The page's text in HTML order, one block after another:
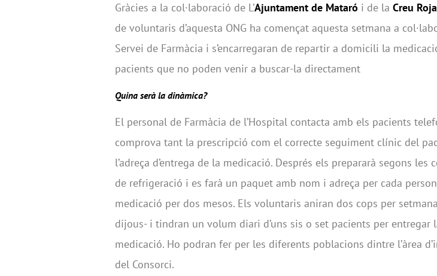
Gràcies a la col·laboració de L’Ajuntament de Mataró i de la Creu Roja
de voluntaris d’aquesta ONG ha començat aquesta setmana a
Servei de Farmàcia i s’encarregaran de repartir a domicili la
pacients que no poden venir a buscar-la directament
Quina serà la dinàmica?
El personal de Farmàcia de l’Hospital contacta amb els pacients
comprova tant la prescripció com el correcte seguiment clínic del
l’adreça d’entrega de la medicació. Després els prepararà segons les
de refrigeració i es farà un paquet amb nom i adreça per cada
medicació per dos mesos. Els voluntaris aniran dos cops per
dijous- i tindran un volum diari d’uns sis o set pacients per entregar
medicació. Ho podran fer per les diferents poblacions dintre l’àrea
del Consorci.